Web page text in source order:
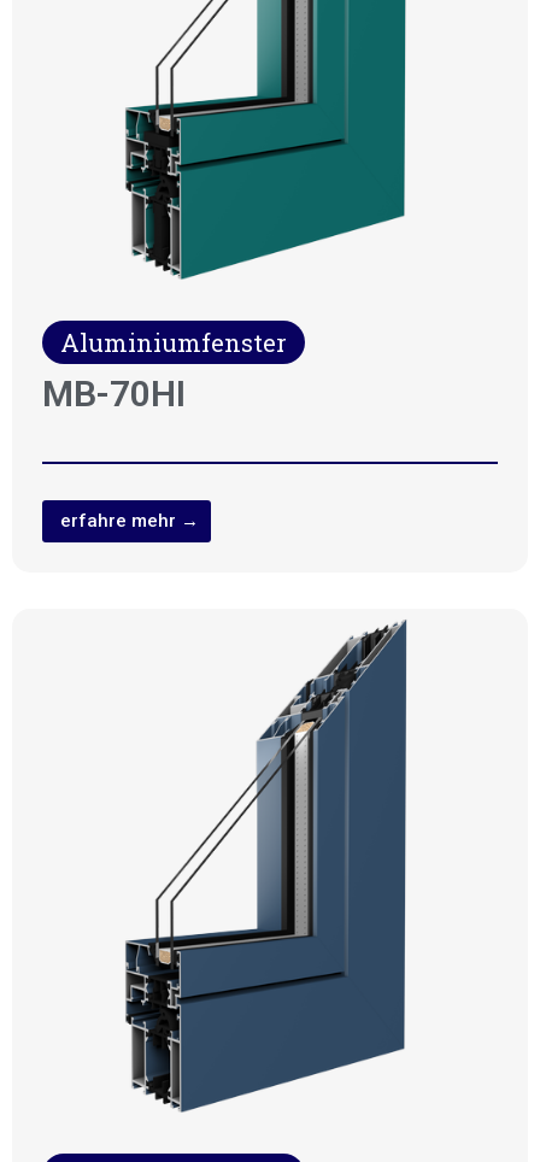
Aluminiumfenster
MB-70HI
erfahre mehr →